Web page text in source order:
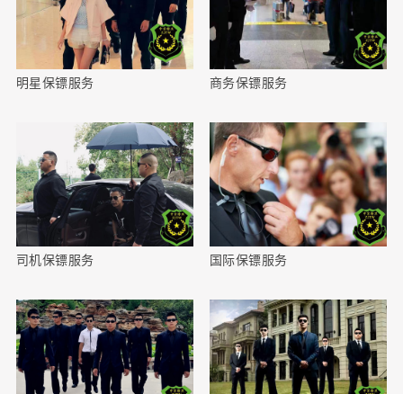
明星保镖服务 商务保镖服务
司机保镖服务 国际保镖服务